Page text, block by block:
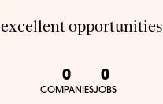
0
COMPANIES
0
JOBS